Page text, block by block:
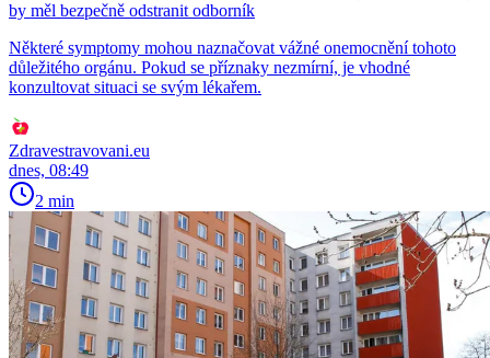
by měl bezpečně odstranit odborník
Některé symptomy mohou naznačovat vážné onemocnění tohoto
důležitého orgánu. Pokud se příznaky nezmírní, je vhodné
konzultovat situaci se svým lékařem.
Zdravestravovani.eu
dnes, 08:49
2 min